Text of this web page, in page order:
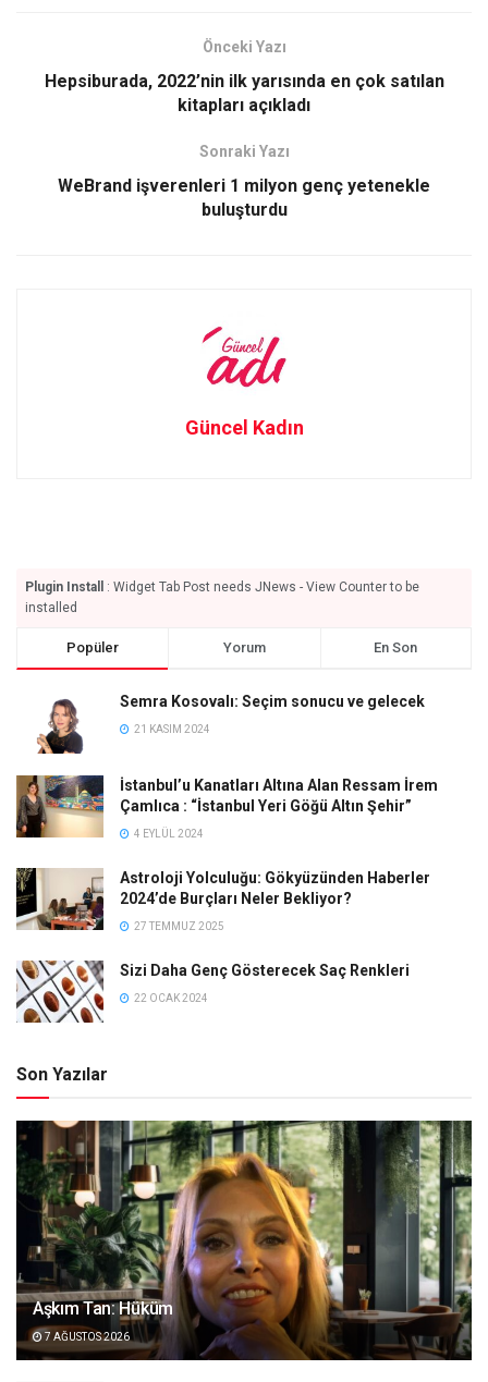
o
d
Önceki Yazı
Hepsiburada, 2022’nin ilk yarısında en çok satılan
kitapları açıkladı
Sonraki Yazı
WeBrand işverenleri 1 milyon genç yetenekle
buluşturdu
Güncel Kadın
Plugin Install
: Widget Tab Post needs JNews - View Counter to be
installed
Popüler Yorum En Son
Semra Kosovalı: Seçim sonucu ve gelecek
21 KASIM 2024
İstanbul’u Kanatları Altına Alan Ressam İrem
Çamlıca : “İstanbul Yeri Göğü Altın Şehir”
4 EYLÜL 2024
Astroloji Yolculuğu: Gökyüzünden Haberler
2024’de Burçları Neler Bekliyor?
27 TEMMUZ 2025
Sizi Daha Genç Gösterecek Saç Renkleri
22 OCAK 2024
Son Yazılar
Aşkım Tan: Hüküm
7 AĞUSTOS 2026